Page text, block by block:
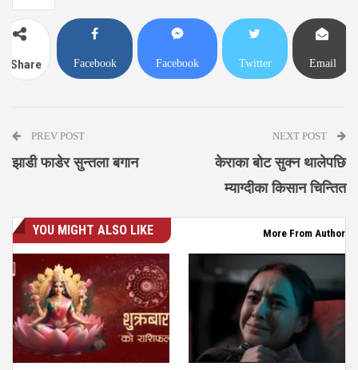
Share Facebook Facebook Twitter Email
PREV POST
झाडी फाडेर सुन्तला बगान
NEXT POST
केराका बोट सुक्न थालेपछि
म्याग्दीका किसान चिन्तित
YOU MIGHT ALSO LIKE More From Author